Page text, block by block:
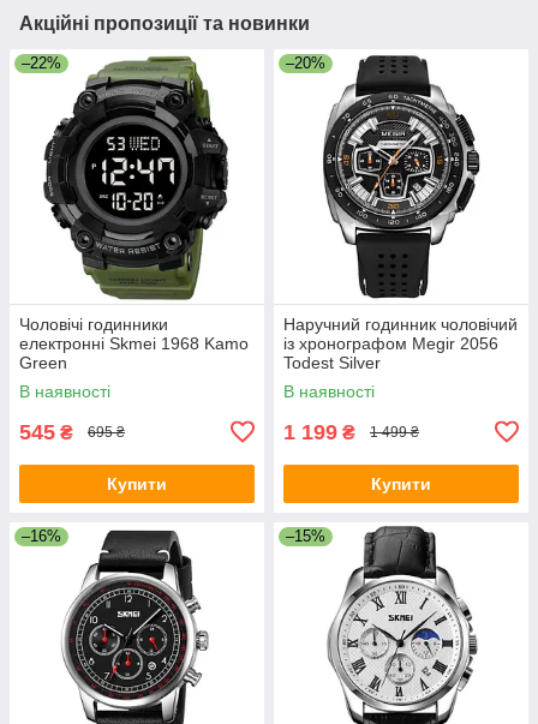
Акційні пропозиції та новинки
–22%
Чоловічі годинники
електронні Skmei 1968 Kamo
Green
В наявності
545 ₴ 695 ₴
Купити
–20%
Наручний годинник чоловічий
із хронографом Megir 2056
Todest Silver
В наявності
1 199 ₴ 1 499 ₴
Купити
–16% –15%